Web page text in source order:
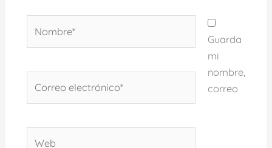
electrónico*
Guarda
mi
nombre,
correo